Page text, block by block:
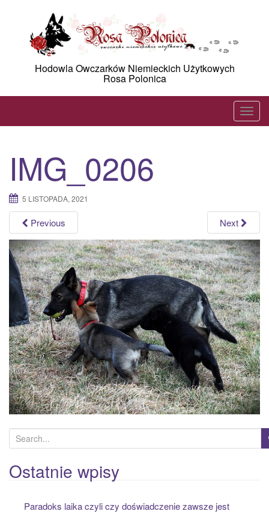
Hodowla Owczarków Niemieckich Użytkowych
Rosa Polonica
T
o
v
i
g
a
t
i
o
n
IMG_0206
5 LISTOPADA, 2021
Previous Next
e
a
r
Ostatnie wpisy
Paradoks laika czyli czy doświadczenie zawsze jest